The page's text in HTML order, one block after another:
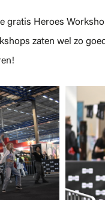
gratis Heroes
zaten wel zo